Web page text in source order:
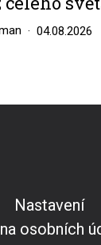
04.08.2026
Nastavení
osobních